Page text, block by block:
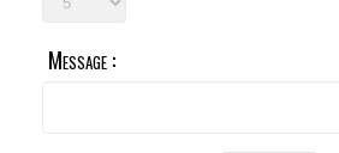
Message :